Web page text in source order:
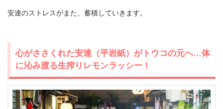
安達のストレスがまた、蓄積していきます。
心がささくれた安達（平岩紙）がトウコの元へ…体
に沁み渡る生搾りレモンラッシー！